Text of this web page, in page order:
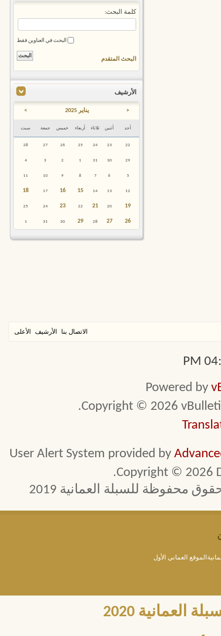
كلمة البحث:
البحث في العناوين فقط
البحث المتقدم
الأرشيف
< يناير 2025 >
أحد أثنين ثلاثاء أربعاء خميس جمعة سبت
22
23
24
25
26
27
28
29
30
31
1
2
3
4
5
6
7
8
9
10
11
12
13
14
15
16
17
18
19
20
21
22
23
24
25
26
27
28
29
30
31
1
الاتصال بنا الأرشيف الأعلى
Powered by
Copyright © 2026
User Alert System provided by
Copyright © 2026
محفوظة للسبلة العمانية 2019
العماني الأول
2020